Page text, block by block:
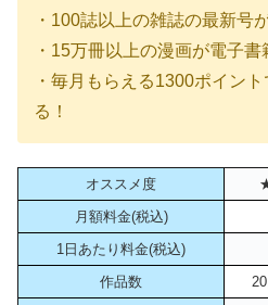
・100誌以上の雑誌の最新号
・15万冊以上の漫画が電子書
・毎月もらえる1300ポイン
る！
オススメ度
月額料金(税込)
1日あたり料金(税込)
作品数